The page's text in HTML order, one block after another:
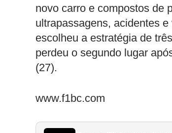
novo carro e compostos de
ultrapassagens, acidentes
escolheu a estratégia de
perdeu o segundo lugar
(27).
www.f1bc.com